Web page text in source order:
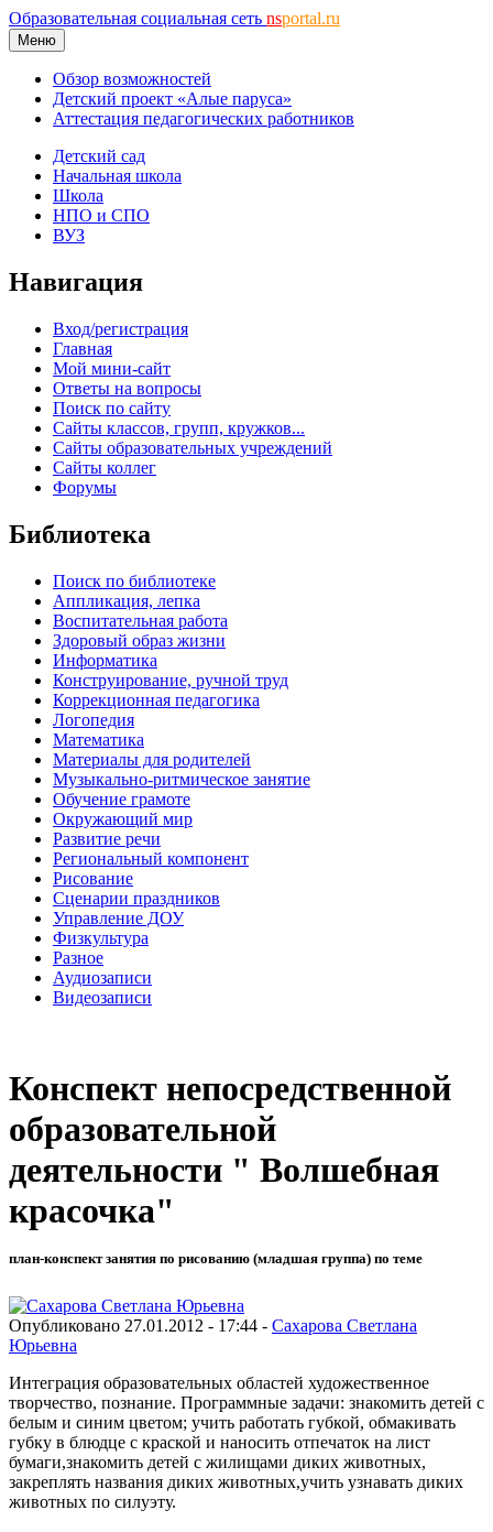
Образовательная социальная сеть nsportal.ru
Меню
Обзор возможностей
Детский проект «Алые паруса»
Аттестация педагогических работников
Детский сад
Начальная школа
Школа
НПО и СПО
ВУЗ
Навигация
Вход/регистрация
Главная
Мой мини-сайт
Ответы на вопросы
Поиск по сайту
Сайты классов, групп, кружков...
Сайты образовательных учреждений
Сайты коллег
Форумы
Библиотека
Поиск по библиотеке
Аппликация, лепка
Воспитательная работа
Здоровый образ жизни
Информатика
Конструирование, ручной труд
Коррекционная педагогика
Логопедия
Математика
Материалы для родителей
Музыкально-ритмическое занятие
Обучение грамоте
Окружающий мир
Развитие речи
Региональный компонент
Рисование
Сценарии праздников
Управление ДОУ
Физкультура
Разное
Аудиозаписи
Видеозаписи
Конспект непосредственной
образовательной
деятельности " Волшебная
красочка"
план-конспект занятия по рисованию (младшая группа) по теме
Опубликовано 27.01.2012 - 17:44 - Сахарова Светлана
Юрьевна
Интеграция образовательных областей художественное
творчество, познание. Программные задачи: знакомить детей с
белым и синим цветом; учить работать губкой, обмакивать
губку в блюдце с краской и наносить отпечаток на лист
бумаги,знакомить детей с жилищами диких животных,
закреплять названия диких животных,учить узнавать диких
животных по силуэту.